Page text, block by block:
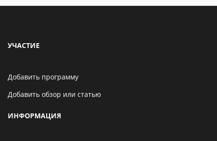
УЧАСТИЕ
Добавить программу
Добавить обзор или статью
ИНФОРМАЦИЯ